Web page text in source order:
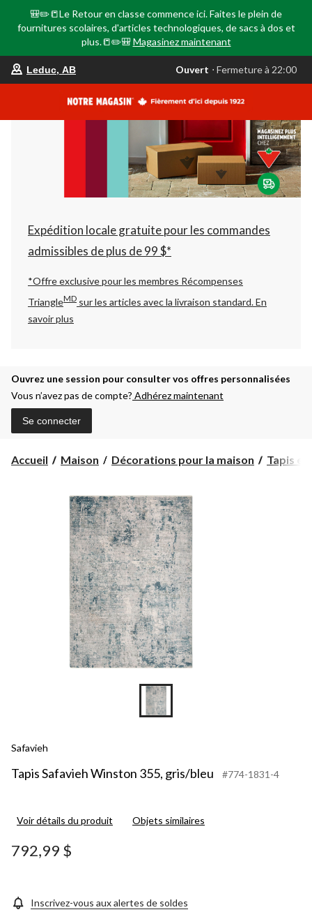
🎒✏️📒Le Retour en classe commence ici. Faites le plein de
fournitures scolaires, d'articles technologiques, de sacs à dos et
plus.📒✏️🎒 Magasinez maintenant
votre
est
AB,
Ouvert,
Fermeture
à
22:00
changer
Leduc, AB Ouvert ⋅ Fermeture à 22:00
Expédition locale gratuite pour les commandes
admissibles de plus de 99 $*
*Offre exclusive pour les membres Récompenses
TriangleMD sur les articles avec la livraison standard.En
savoir plus
Ouvrez une session pour consulter vos offres personnalisées
Vous n’avez pas de compte? Adhérez maintenant
Se connecter
Accueil Maison Décorations pour la maison Tapis et
Safavieh
Tapis Safavieh Winston 355, gris/bleu #774-1831-4
Voir détails du produit Objets similaires
792,99 $
Inscrivez-vous aux alertes de soldes